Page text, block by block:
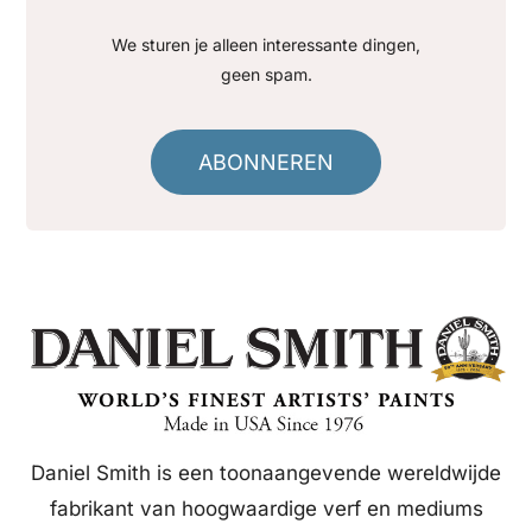
We sturen je alleen interessante dingen,
geen spam.
ABONNEREN
Daniel Smith is een toonaangevende wereldwijde
fabrikant van hoogwaardige verf en mediums